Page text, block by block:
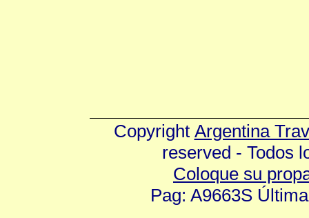
Copyright Argentina
reserved - Todos
Coloque su
Pag: A9663S